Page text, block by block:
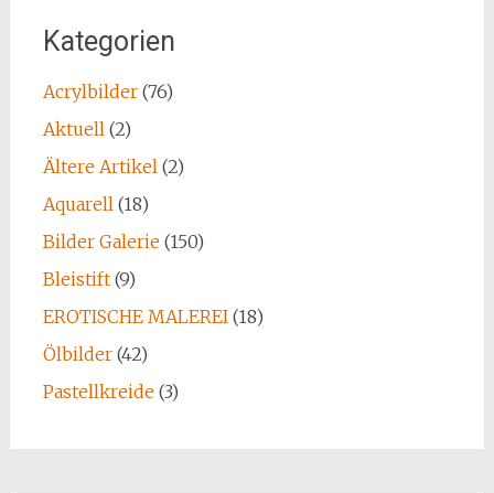
Kategorien
Acrylbilder(76)
Aktuell(2)
Ältere Artikel(2)
Aquarell(18)
Bilder Galerie(150)
Bleistift(9)
EROTISCHE MALEREI(18)
Ölbilder(42)
Pastellkreide(3)